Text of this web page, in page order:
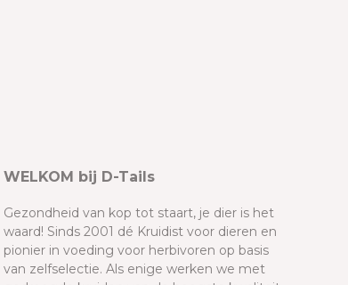
WELKOM bij D-Tails
Gezondheid van kop tot staart, je dier is het
waard! Sinds 2001 dé Kruidist voor dieren en
pionier in voeding voor herbivoren op basis
van zelfselectie. Als enige werken we met